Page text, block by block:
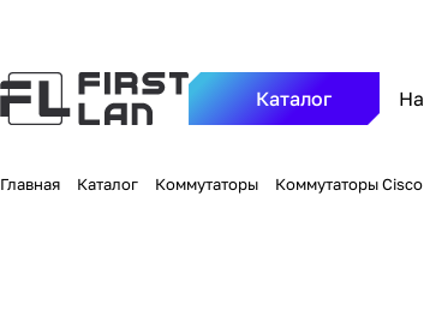
Каталог
Главная Каталог Коммутаторы Коммутаторы Cisco